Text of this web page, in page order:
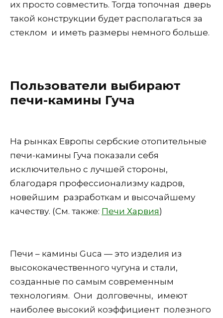
их просто совместить. Тогда топочная дверь
такой конструкции будет располагаться за
стеклом и иметь размеры немного больше.
Пользователи выбирают
печи-камины Гуча
На рынках Европы сербские отопительные
печи-камины Гуча показали себя
исключительно c лучшей стороны,
благодаря профессионализму кадров,
новейшим разработкам и высочайшему
качеству. (См. также: Печи Харвия)
Печи – камины Guca — это изделия из
высококачественного чугуна и стали,
созданные по самым современным
технологиям. Они долговечны, имеют
наиболее высокий коэффициент полезного